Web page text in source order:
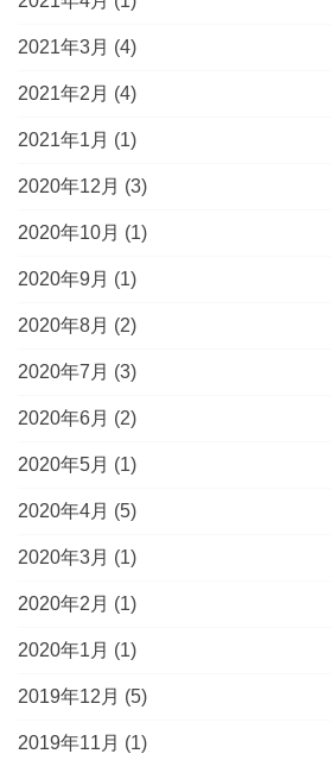
2021年3月 (4)
2021年2月 (4)
2021年1月 (1)
2020年12月 (3)
2020年10月 (1)
2020年9月 (1)
2020年8月 (2)
2020年7月 (3)
2020年6月 (2)
2020年5月 (1)
2020年4月 (5)
2020年3月 (1)
2020年2月 (1)
2020年1月 (1)
2019年12月 (5)
2019年11月 (1)